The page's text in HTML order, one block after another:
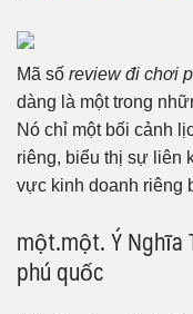
Mã số review đi chơi
dàng là một trong
Nó chỉ một bối cảnh
riêng, biểu thị sự liên
vực kinh doanh riêng
một.một. Ý Nghĩa
phú quốc